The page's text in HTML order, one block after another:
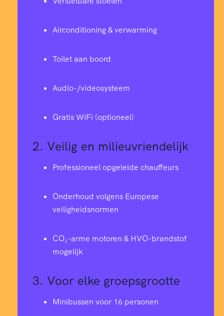
Airconditioning & verwarming
Toilet aan boord
Audio-/videosysteem
Gratis WiFi (optioneel)
2. Veilig en milieuvriendelijk
Professioneel opgeleide chauffeurs
Onderhoud volgens Europese
veiligheidsnormen
CO₂-arme motoren & HVO-brandstof
mogelijk
3. Voor elke groepsgrootte
Minibussen voor 16 personen